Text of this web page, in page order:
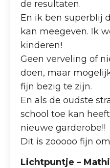
de resultaten.
En ik ben superblij
kan meegeven. Ik
kinderen!
Geen verveling of
doen, maar
fijn bezig te zijn.
En als de oudste
school toe kan
nieuwe garderobe!!
Dit is zooooo fijn
Lichtpuntje –